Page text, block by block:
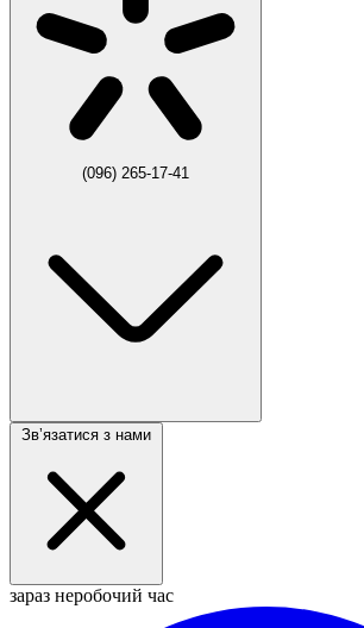
(096) 265-17-41
Звʼязатися з нами
зараз неробочий час